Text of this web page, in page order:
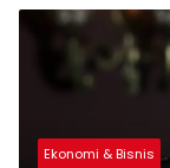
Ekonomi & Bisnis